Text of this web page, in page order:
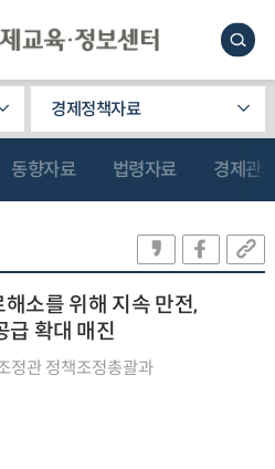
경제정책자료
동향자료 법령자료 경제관
소를 위해 지속 만전,
급 확대 매진
정관 정책조정총괄과